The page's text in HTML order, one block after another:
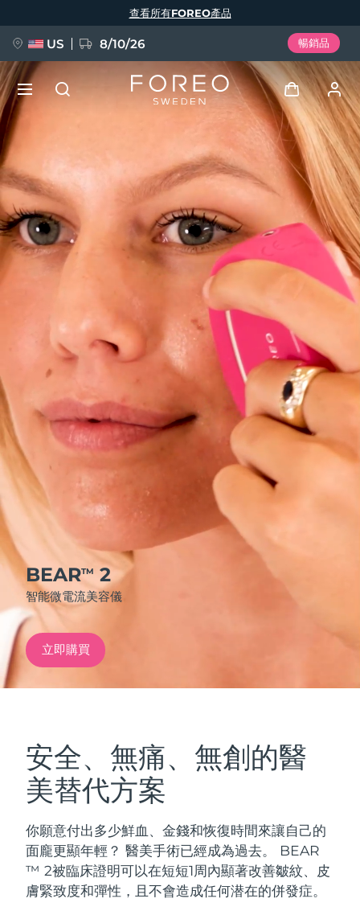
BEARTM 2
智能微電流美容儀
立即購買
安全、無痛、無創的醫
美替代方案
你願意付出多少鮮血、金錢和恢復時間來讓自己的
面龐更顯年輕？ 醫美手術已經成為過去。 BEAR
™ 2被臨床證明可以在短短1周內顯著改善皺紋、皮
膚緊致度和彈性，且不會造成任何潜在的併發症。
查看所有FOREO產品
US 8/10/26 暢銷品
登入
用戶信息
我的設備
我的訂單
我的訂閱
FAQ™ Pure Beauty-Tech Elixir
BREAKING NEWS
issa™ Teeth Whitening Set
FAQ™ Dual LED Panel
熱門產品
特別優惠
紅光療法
LUNA™ 4 套裝
Anti-aging massage
BEAR™ 2 套裝
Microcurrent toning
語言
English Deutsch
Español
Français
Italiano
Português
Polski
Русский
繁體中文
發貨國家
美國 預計送達日期8/10/26
英國 8/9/26
西班牙 預計送達日期
預計送達日期
法國 預計送達日期
德國
加拿大
奧地利 預計送達日期8/9/26
巴林
比利時 預計送達日期 8/9/26
百慕達 預計送達日期8/15/26
波士尼亞與赫塞哥維納 預計送達日期8/12/26